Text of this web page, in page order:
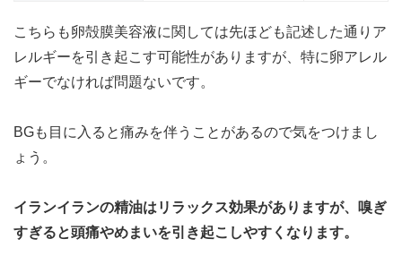
こちらも卵殻膜美容液に関しては先ほども記述した通りア
レルギーを引き起こす可能性がありますが、特に卵アレル
ギーでなければ問題ないです。
BGも目に入ると痛みを伴うことがあるので気をつけまし
ょう。
イランイランの精油はリラックス効果がありますが、嗅ぎ
すぎると頭痛やめまいを引き起こしやすくなります。